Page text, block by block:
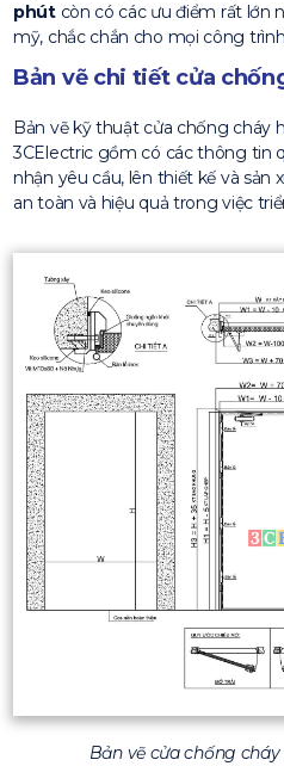
phútcòn có các ưu điểm rất lớn
mỹ, chắc chắn cho mọi công
Bản vẽ chi tiết cửa
Bản vẽ kỹ thuật cửa chống cháy
3CElectric gồm có các thông tin
nhận yêu cầu, lên thiết kế và sản
an toàn và hiệu quả trong việc
Bản vẽ cửa chống cháy